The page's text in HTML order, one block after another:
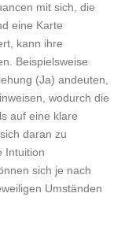
mit sich, die
eine Karte
kann ihre
Beispielsweise
(Ja) andeuten,
wodurch die
auf eine klare
daran zu
Intuition
sich je nach
Umständen